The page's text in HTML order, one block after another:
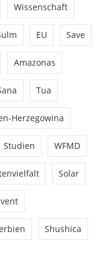
Wissenschaft
EU Save
Amazonas
Tua
Herzegowina
Studien WFMD
Solar
Shushica